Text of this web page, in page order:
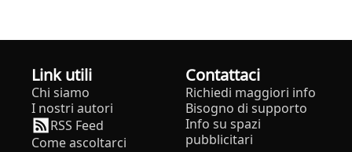
Link utili
Chi siamo
I nostri autori
RSS Feed
Come ascoltarci
Contattaci
Richiedi maggiori info
Bisogno di supporto
Info su spazi
pubblicitari